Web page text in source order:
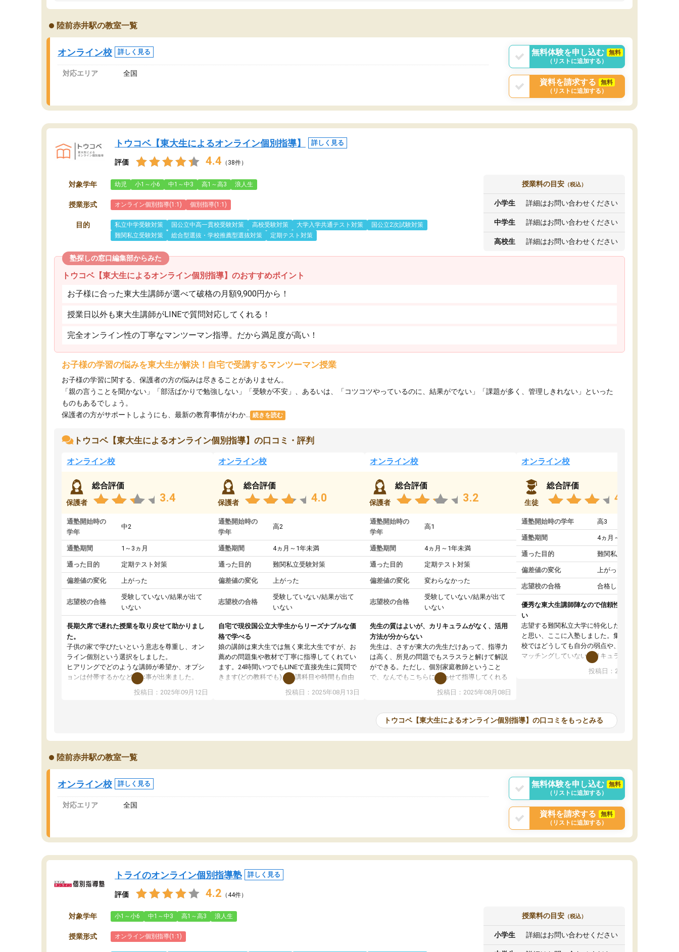
陸前赤井駅の教室一覧
オンライン校 詳しく見る
対応エリア 全国
無料体験を申し込む
無料
（リストに追加する）
資料を請求する
無料
（リストに追加する）
トウコベ【東大生によるオンライン個別指導】 詳しく見る
評価 4.4 （38件）
対象学年 幼児 小1～小6 中1～中3 高1～高3 浪人生
授業形式 オンライン個別指導(1:1) 個別指導(1:1)
目的 私立中学受験対策 国公立中高一貫校受験対策 高校受験対策 大学入学共通テスト対策
国公立2次試験対策
難関私立受験対策
総合型選抜・学校推薦型選抜対策 定期テスト対策
授業料の目安 （税込）
小学生 詳細はお問い合わせください
中学生 詳細はお問い合わせください
高校生 詳細はお問い合わせください
塾探しの窓口編集部からみた
トウコベ【東大生によるオンライン個別指導】のおすすめポイント
お子様に合った東大生講師が選べて破格の月額9,900円から！
授業日以外も東大生講師がLINEで質問対応してくれる！
完全オンライン性の丁寧なマンツーマン指導。だから満足度が高い！
お子様の学習の悩みを東大生が解決！自宅で受講するマンツーマン授業
お子様の学習に関する、保護者の方の悩みは尽きることがありません。
「親の言うことを聞かない」「部活ばかりで勉強しない」「受験が不安」、あるいは、「コツコツやっているのに、結果がでない」「課題が多く、管理しきれない」といった
ものもあるでしょう。
保護者の方がサポートしようにも、最新の教育事情がわか...
続きを読む
トウコベ【東大生によるオンライン個別指導】の口コミ・評判
オンライン校
保護者
総合評価
3.4
通塾開始時の
学年
中2
通塾期間 1～3ヵ月
通った目的 定期テスト対策
偏差値の変化 上がった
志望校の合格
受験していない/結果が出て
いない
長期欠席で遅れた授業を取り戻せて助かりまし
た。
子供の家で学びたいという意志を尊重し、オン
ライン個別という選択をしました。
ヒアリングでどのような講師が希望か、オプシ
ョンは付帯するかなど選ぶ事が出来ました。
講師とのマッチング後講師との初回ミーティン
グを行い、その講師で良いか他の講師を希望す
オンラインツールを使用した単語帳の共有があ
り宿題もそちらで出される形でした。
2ヶ月で担当講師の方がお辞めになると言う事で
講師変更の申し出があり、あまりに短期での変
更だった為、塾に通う事にして退会しました。
遅れも取り戻せ、授業内容や講師の方は良かっ
投稿日：2025年09月12日
オンライン校
保護者
総合評価
4.0
通塾開始時の
学年
高2
通塾期間 4ヵ月～1年未満
通った目的 難関私立受験対策
偏差値の変化 上がった
志望校の合格
受験していない/結果が出て
いない
自宅で現役国公立大学生からリーズナブルな価
格で学べる
娘の講師は東大生では無く東北大生ですが、お
薦めの問題集や教材で丁寧に指導してくれてい
ます。24時間いつでもLINEで直接先生に質問で
きます(どの教科でも)。受講科目や時間も自由
に決めれるので、個人に合った勉強ができると
思います。カリキュラム相談みたいなのがあり
ます。講師も合わなければチェンジできます
投稿日：2025年08月13日
オンライン校
保護者
総合評価
3.2
通塾開始時の
学年
高1
通塾期間 4ヵ月～1年未満
通った目的 定期テスト対策
偏差値の変化 変わらなかった
志望校の合格
受験していない/結果が出て
いない
先生の質はよいが、カリキュラムがなく、活用
方法が分からない
先生は、さすが東大の先生だけあって、指導力
は高く、所見の問題でもスラスラと解けて解説
ができる。ただし、個別家庭教師ということ
で、なんでもこちらに合わせて指導してくれる
のだが、具体的なカリキュラムがない。当方
は、授業の先取り学習をするため、学校の教科
いただいたが、1時間の時間を使って進められる
範囲は限られており、それであれば自学自習で
なく、上手い活用の仕方が分からず辞めること
投稿日：2025年08月08日
オンライン校
生徒
総合評価
4.4
通塾開始時の学年 高3
通塾期間 4ヵ月～1年未満
通った目的 難関私立受験対策
偏差値の変化 上がった
志望校の合格 合格した
優秀な東大生講師陣なので信頼性や安心感が高
い
志望する難関私立大学に特化した準備をしたい
と思い、ここに入塾しました。集団指導の予備
校ではどうしても自分の弱点や、志望校対策に
マッチングしていないカリキュラムに不安を感
また受験のノウハウを蓄積している優秀な東大
ツーマン指導によって、自分の志望校にふさわ
しいオリジナルのカリキュラムを提案してくれ
と感じました。
投稿日：2024年02月19日
トウコベ【東大生によるオンライン個別指導】の口コミをもっとみる
陸前赤井駅の教室一覧
オンライン校 詳しく見る
対応エリア 全国
無料体験を申し込む
無料
（リストに追加する）
資料を請求する
無料
（リストに追加する）
トライのオンライン個別指導塾 詳しく見る
評価 4.2 （44件）
対象学年 小1～小6 中1～中3 高1～高3 浪人生
授業形式 オンライン個別指導(1:1)
授業料の目安 （税込）
小学生 詳細はお問い合わせください